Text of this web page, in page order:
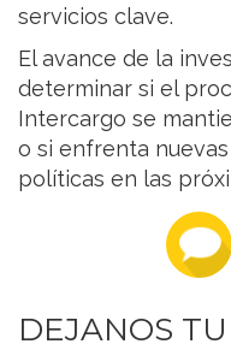
servicios clave.
El avance de la
determinar si el
Intercargo se
o si enfrenta
políticas en las
DEJANOS